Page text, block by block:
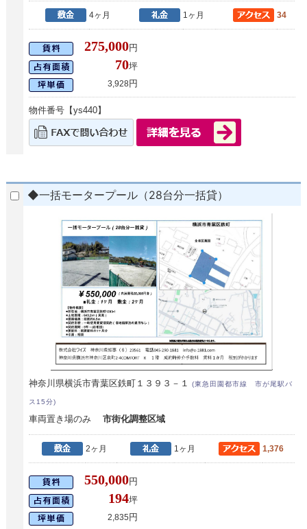
4ヶ月 1ヶ月 34
275,000円
70坪
3,928円
物件番号【ys440】
◆一括モータープール（28台分一括貸）
神奈川県横浜市青葉区鉄町１３９３－１(東急田園都市線 市が尾駅バ
ス15分)
車両置き場のみ市街化調整区域
2ヶ月 1ヶ月 1,376
550,000円
194坪
2,835 円